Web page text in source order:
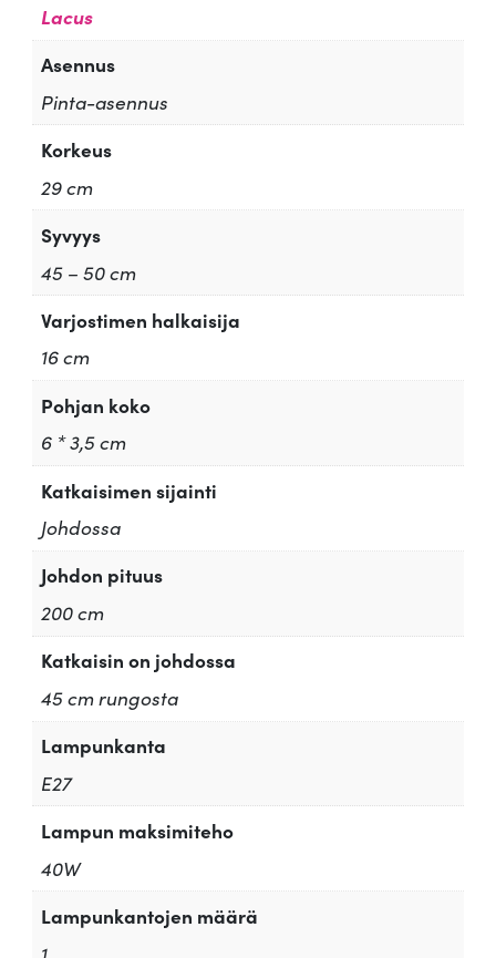
Lacus
Asennus
Pinta-asennus
Korkeus
29 cm
Syvyys
45 – 50 cm
Varjostimen halkaisija
16 cm
Pohjan koko
6 * 3,5 cm
Katkaisimen sijainti
Johdossa
Johdon pituus
200 cm
Katkaisin on johdossa
45 cm rungosta
Lampunkanta
E27
Lampun maksimiteho
40W
Lampunkantojen määrä